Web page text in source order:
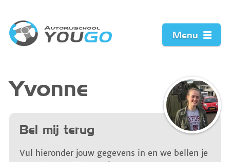
Menu
Werkwijze
Yvonne
Bel mij terug
Vul hieronder jouw gegevens in en we bellen je